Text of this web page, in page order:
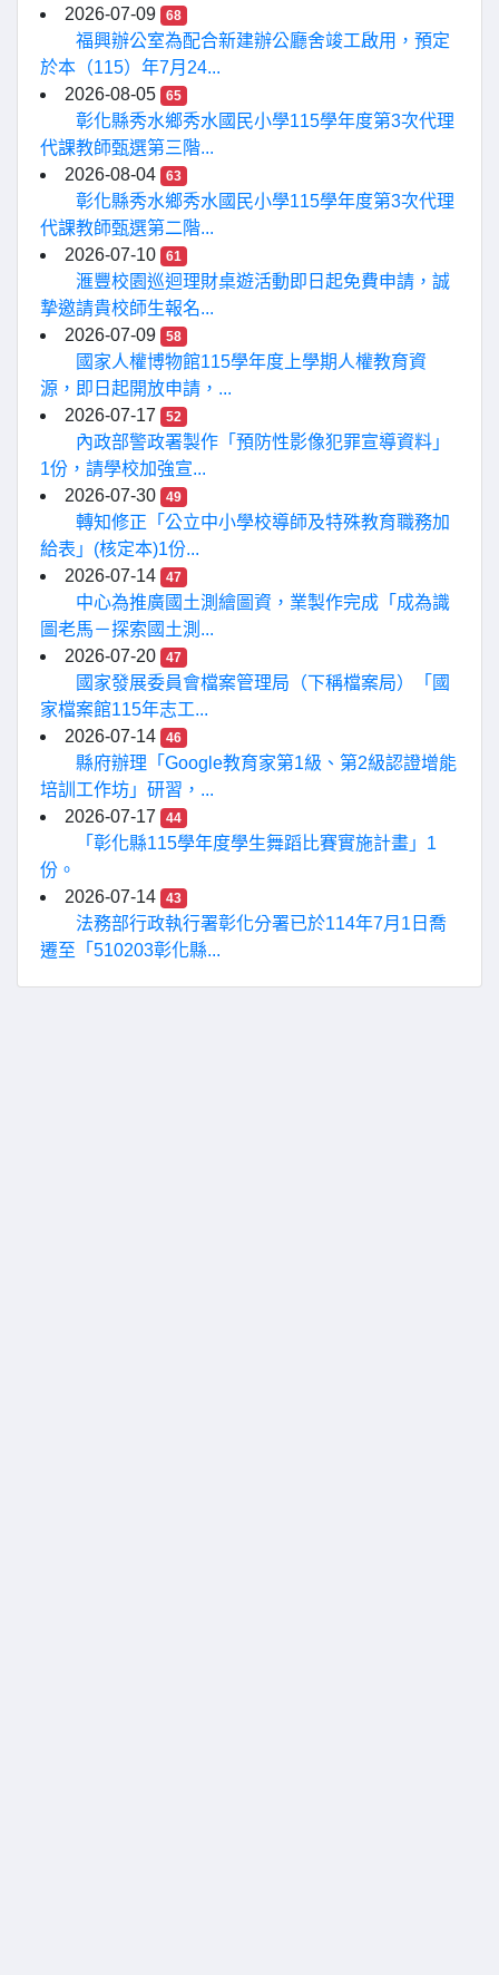
2026-07-09
68
福興辦公室為配合新建辦公廳舍竣工啟用，預定
於本（115）年7月24...
2026-08-05
65
彰化縣秀水鄉秀水國民小學115學年度第3次代理
代課教師甄選第三階...
2026-08-04
63
彰化縣秀水鄉秀水國民小學115學年度第3次代理
代課教師甄選第二階...
2026-07-10
61
滙豐校園巡迴理財桌遊活動即日起免費申請，誠
摯邀請貴校師生報名...
2026-07-09
58
國家人權博物館115學年度上學期人權教育資
源，即日起開放申請，...
2026-07-17
52
內政部警政署製作「預防性影像犯罪宣導資料」
1份，請學校加強宣...
2026-07-30
49
轉知修正「公立中小學校導師及特殊教育職務加
給表」(核定本)1份...
2026-07-14
47
中心為推廣國土測繪圖資，業製作完成「成為識
圖老馬－探索國土測...
2026-07-20
47
國家發展委員會檔案管理局（下稱檔案局）「國
家檔案館115年志工...
2026-07-14
46
縣府辦理「Google教育家第1級、第2級認證增能
培訓工作坊」研習，...
2026-07-17
44
「彰化縣115學年度學生舞蹈比賽實施計畫」1
份。
2026-07-14
43
法務部行政執行署彰化分署已於114年7月1日喬
遷至「510203彰化縣...